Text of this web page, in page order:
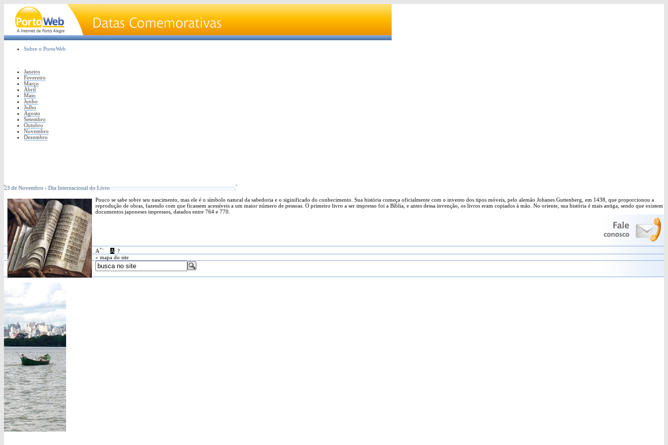
Sobre o PortoWeb
Janeiro
Fevereiro
Março
Abril
Maio
Junho
Julho
Agosto
Setembro
Outubro
Novembro
Dezembro
23 de Novembro - Dia Internacional do Livro
Pouco se sabe sobre seu nascimento, mas ele é o símbolo natural da sabedoria e o siginificado do conhecimento. Sua história começa oficialmente com o invento dos tipos móveis, pelo alemão Johanes Guttenberg, em 1438, que proporcionou a
reprodução de obras, fazendo com que ficassem acessíveis a um maior número de pessoas. O primeiro livro a ser impresso foi a Bíblia, e antes dessa invenção, os livros eram copiados à mão. No oriente, sua história é mais antiga, sendo que existem
documentos japoneses impressos, datados entre 764 e 770.
A+- A ?
» mapa do site